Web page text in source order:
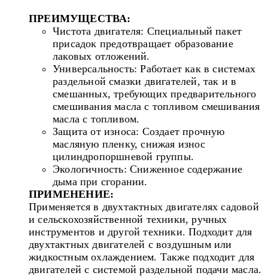
ПРЕИМУЩЕСТВА:
Чистота двигателя: Специальный пакет
присадок предотвращает образование
лаковых отложений.
Универсальность: Работает как в системах
раздельной смазки двигателей, так и в
смешанных, требующих предварительного
смешивания масла с топливом смешивания
масла с топливом.
Защита от износа: Создает прочную
масляную пленку, снижая износ
цилиндропоршневой группы.
Экологичность: Сниженное содержание
дыма при сгорании.
ПРИМЕНЕНИЕ:
Применяется в двухтактных двигателях садовой
и сельскохозяйственной техники, ручных
инструментов и другой техники. Подходит для
двухтактных двигателей с воздушным или
жидкостным охлаждением. Также подходит для
двигателей с системой раздельной подачи масла.